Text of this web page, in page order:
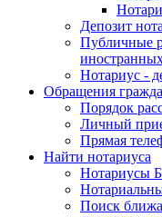
Депозит
Публичные
Нотариус -
Обращения
Порядок
Личный
Прямая
Найти нотариуса
Нотариусы
Поиск